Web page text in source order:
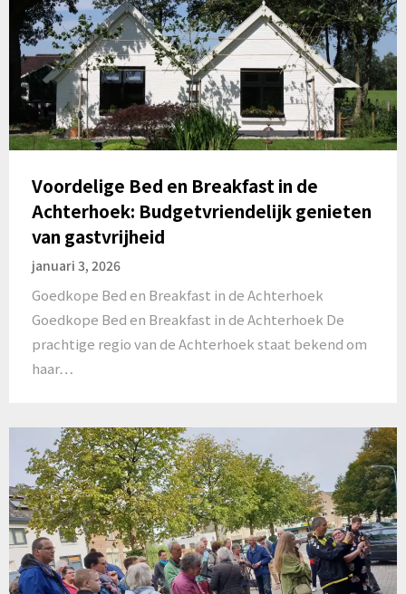
Voordelige Bed en Breakfast in de
Achterhoek: Budgetvriendelijk genieten
van gastvrijheid
januari 3, 2026
Goedkope Bed en Breakfast in de Achterhoek
Goedkope Bed en Breakfast in de Achterhoek De
prachtige regio van de Achterhoek staat bekend om
haar…